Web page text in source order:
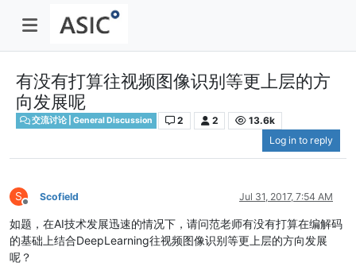
有没有打算往视频图像识别等更上层的方
向发展呢
交流讨论 | General Discussion 2 2
13.6k
Log in to reply
S
Offline
Scofield Jul 31, 2017, 7:54 AM
如题，在AI技术发展迅速的情况下，请问范老师有没有打算在编解码
的基础上结合DeepLearning往视频图像识别等更上层的方向发展
呢？